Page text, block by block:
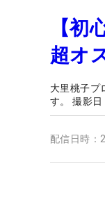
【
超オ
大里桃子プ
す。 撮影
配信日時：